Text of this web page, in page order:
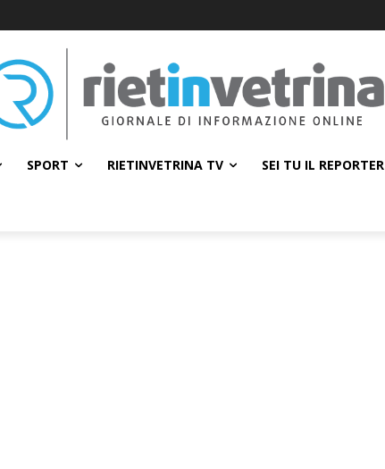
SPORT RIETINVETRINA TV SEI TU IL REPORTER